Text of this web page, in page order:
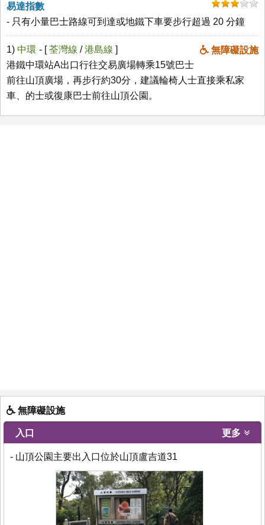
易達指數
- 只有小量巴士路線可到達或地鐵下車要步行超過 20 分鐘
1) 中環 無障礙設施
- [荃灣線 /港島線 ]
港鐵中環站A出口行往交易廣場轉乘15號巴士
前往山頂廣場，再步行約30分，建議輪椅人士直接乘私家
車、的士或復康巴士前往山頂公園。
無障礙設施
入口 更多
- 山頂公園主要出入口位於山頂盧吉道31